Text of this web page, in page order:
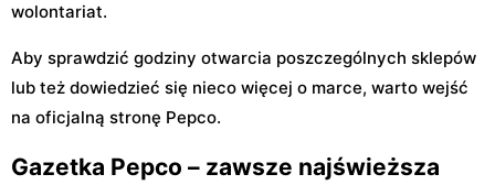
wolontariat.
Aby sprawdzić godziny otwarcia poszczególnych sklepów
lub też dowiedzieć się nieco więcej o marce, warto wejść
na oficjalną stronę Pepco.
Gazetka Pepco – zawsze najświeższa